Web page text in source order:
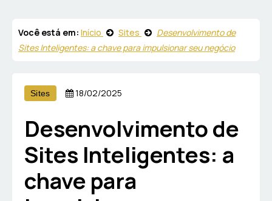
Você está em: Início Sites
Desenvolvimento de
Sites Inteligentes: a chave para impulsionar seu negócio
Sites 18/02/2025
Desenvolvimento de
Sites Inteligentes: a
chave para